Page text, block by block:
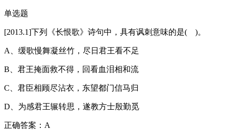
单选题
[2013.1]下列《长恨歌》诗句中，具有讽刺意味的是( )。
A、缓歌慢舞凝丝竹，尽日君王看不足
B、君王掩面救不得，回看血泪相和流
C、君臣相顾尽沾衣，东望都门信马归
D、为感君王辗转思，遂教方士殷勤觅
正确答案：A